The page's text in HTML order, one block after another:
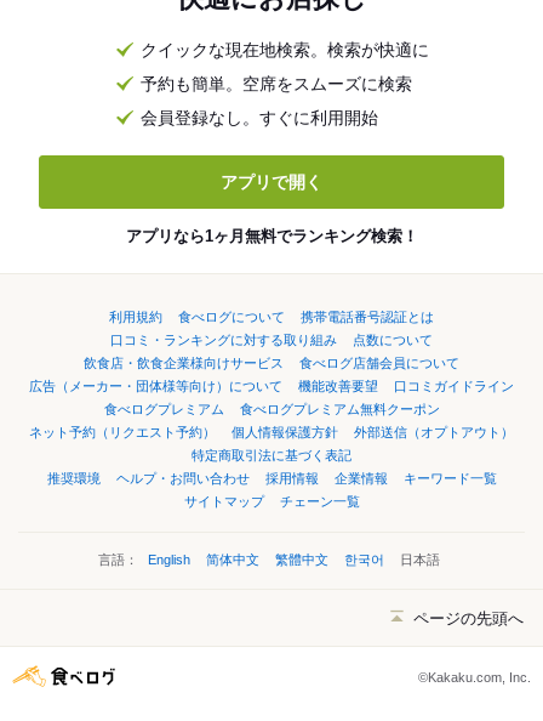
クイックな現在地検索。検索が快適に
予約も簡単。空席をスムーズに検索
会員登録なし。すぐに利用開始
アプリで開く
アプリなら1ヶ月無料でランキング検索！
利用規約 食べログについて
携帯電話番号認証とは
口コミ・ランキングに対する取り組み
点数について
飲食店・飲食企業様向けサービス
食べログ店舗会員について
広告（メーカー・団体様等向け）について
機能改善要望
口コミガイドライン
食べログプレミアム
食べログプレミアム無料クーポン
ネット予約（リクエスト予約）
個人情報保護方針
外部送信（オプトアウト）
特定商取引法に基づく表記
推奨環境
ヘルプ・お問い合わせ 採用情報 企業情報
キーワード一覧
サイトマップ
チェーン一覧
言語： English 简体中文 繁體中文 한국어 日本語
ページの先頭へ
©Kakaku.com, Inc.